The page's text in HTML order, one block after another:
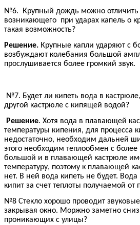
№6. Крупный дождь можно отличить
возникающего при ударах капель о
такая возможность?
Решение. Крупные капли ударяют с
возбуждают колебания большой
прослушивается более громкий звук.
№7. Будет ли кипеть вода в
другой кастрюле с кипящей водой?
Решение. Хотя вода в плавающей
температуры кипения, для процесса
недостаточно, необходим дальней
этого необходим теплообмен с
большой и в плавающей кастрюле
температуру, поэтому к плавающей
нет. В ней вода кипеть не будет.
кипит за счет теплоты получаемой от
№8 Стекло хорошо проводит
закрывая окно. Моржно заметно
проникающих с улицы?